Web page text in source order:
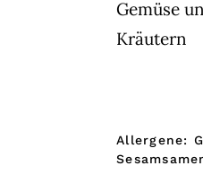
Gemüse
Kräutern
Allergene: